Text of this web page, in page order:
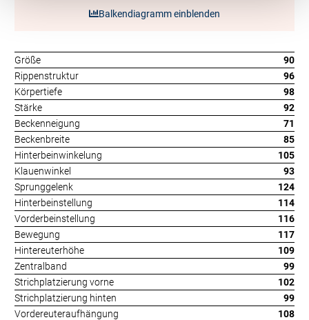
Balkendiagramm einblenden
Größe
90
Rippenstruktur
96
Körpertiefe
98
Stärke
92
Beckenneigung
71
Beckenbreite
85
Hinterbeinwinkelung
105
Klauenwinkel
93
Sprunggelenk
124
Hinterbeinstellung
114
Vorderbeinstellung
116
Bewegung
117
Hintereuterhöhe
109
Zentralband
99
Strichplatzierung vorne
102
Strichplatzierung hinten
99
Vordereuteraufhängung
108